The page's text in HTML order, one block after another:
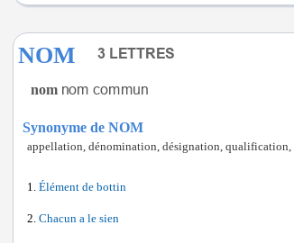
NOM
nom
Synonyme de NOM
appellation, dénomination, désignation, qualification,
Élément de bottin
Chacun a le sien